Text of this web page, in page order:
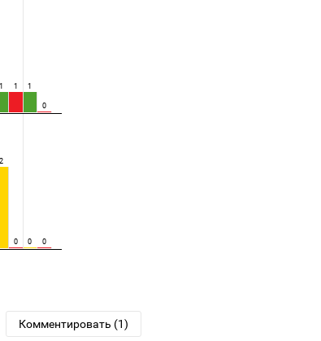
1 1 1
0
2
0 0 0
Комментировать (1)